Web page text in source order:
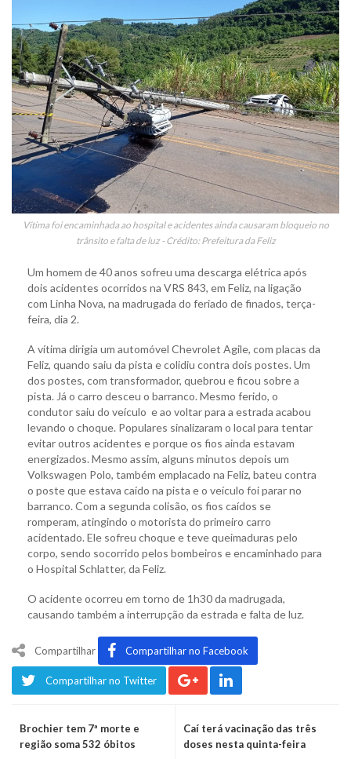
Vítima foi encaminhada ao hospital e acidentes ainda causaram bloqueio no
trânsito e falta de luz - Crédito: Prefeitura da Feliz
Um homem de 40 anos sofreu uma descarga elétrica após
dois acidentes ocorridos na VRS 843, em Feliz, na ligação
com Linha Nova, na madrugada do feriado de finados, terça-
feira, dia 2.
A vítima dirigia um automóvel Chevrolet Agile, com placas da
Feliz, quando saiu da pista e colidiu contra dois postes. Um
dos postes, com transformador, quebrou e ficou sobre a
pista. Já o carro desceu o barranco. Mesmo ferido, o
condutor saiu do veículo e ao voltar para a estrada acabou
levando o choque. Populares sinalizaram o local para tentar
evitar outros acidentes e porque os fios ainda estavam
energizados. Mesmo assim, alguns minutos depois um
Volkswagen Polo, também emplacado na Feliz, bateu contra
o poste que estava caído na pista e o veículo foi parar no
barranco. Com a segunda colisão, os fios caídos se
romperam, atingindo o motorista do primeiro carro
acidentado. Ele sofreu choque e teve queimaduras pelo
corpo, sendo socorrido pelos bombeiros e encaminhado para
o Hospital Schlatter, da Feliz.
O acidente ocorreu em torno de 1h30 da madrugada,
causando também a interrupção da estrada e falta de luz.
Compartilhar Compartilhar no Facebook
Compartilhar no Twitter
Brochier tem 7ª morte e
região soma 532 óbitos
Caí terá vacinação das três
doses nesta quinta-feira